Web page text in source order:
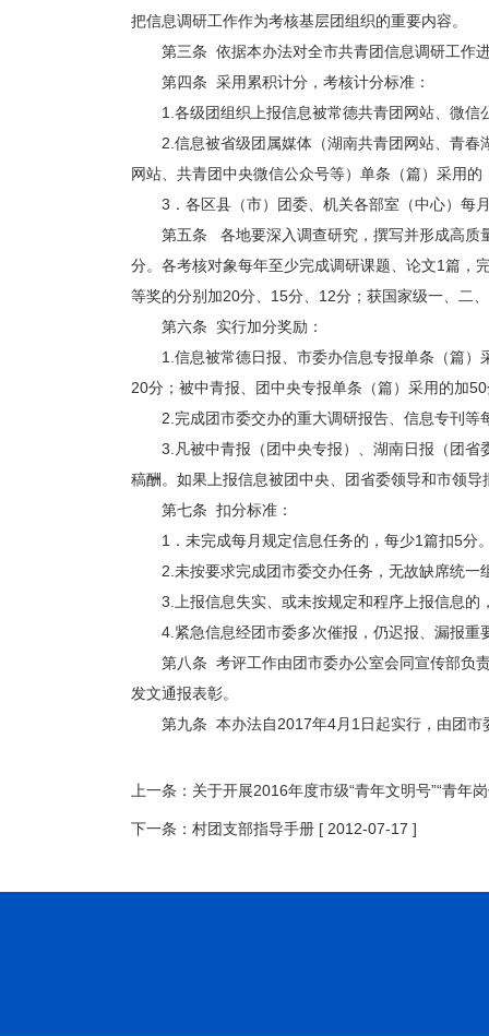
把信息调研工作作为考核基层团组织的重要内容。
第三条 依据本办法对全市共青团信息调研工作
第四条 采用累积计分，考核计分标准：
1.各级团组织上报信息被常德共青团网站、微
2.信息被省级团属媒体（湖南共青团网站、青
网站、共青团中央微信公众号等）单条（篇）采用
3．各区县（市）团委、机关各部室（中心）每
第五条 各地要深入调查研究，撰写并形成高质
分。各考核对象每年至少完成调研课题、论文1篇，
等奖的分别加20分、15分、12分；获国家级一、二
第六条 实行加分奖励：
1.信息被常德日报、市委办信息专报单条（篇
20分；被中青报、团中央专报单条（篇）采用的加
2.完成团市委交办的重大调研报告、信息专刊等
3.凡被中青报（团中央专报）、湖南日报（团
稿酬。如果上报信息被团中央、团省委领导和市领
第七条 扣分标准：
1．未完成每月规定信息任务的，每少1篇扣5分
2.未按要求完成团市委交办任务，无故缺席统
3.上报信息失实、或未按规定和程序上报信息
4.紧急信息经团市委多次催报，仍迟报、漏报
第八条 考评工作由团市委办公室会同宣传部负
发文通报表彰。
第九条 本办法自2017年4月1日起实行，由团市
上一条： 关于开展2016年度市级“青年文明号”“青年
下一条： 村团支部指导手册 [ 2012-07-17 ]